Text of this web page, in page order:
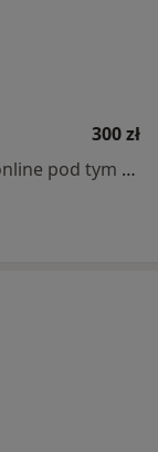
300 zł
Specjalista nie oferuje umawiania online pod tym adresem.